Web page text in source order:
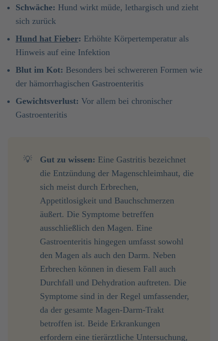
Schwäche: Hund wirkt müde, lethargisch und zieht
sich zurück
Hund hat Fieber: Erhöhte Körpertemperatur als
Hinweis auf eine Infektion
Blut im Kot: Besonders bei schwereren Formen wie
der hämorrhagischen Gastroenteritis
Gewichtsverlust: Vor allem bei chronischer
Gastroenteritis
💡 Gut zu wissen: Eine Gastritis bezeichnet
die Entzündung der Magenschleimhaut, die
sich meist durch Erbrechen,
Appetitlosigkeit und Bauchschmerzen
äußert. Die Symptome betreffen
ausschließlich den Magen. Eine
Gastroenteritis hingegen umfasst sowohl
den Magen als auch den Darm. Neben
Erbrechen können in diesem Fall auch
Durchfall und Dehydration auftreten. Die
Symptome sind in der Regel umfassender,
da der gesamte Magen-Darm-Trakt
betroffen ist. Beide Erkrankungen
erfordern eine tierärztliche Untersuchung,